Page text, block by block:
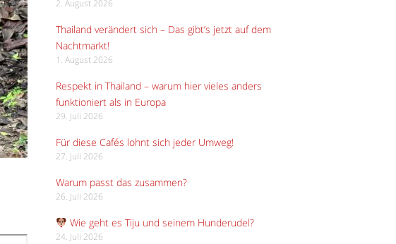
2. August 2026
Thailand verändert sich – Das gibt’s jetzt auf dem
Nachtmarkt!
1. August 2026
Respekt in Thailand – warum hier vieles anders
funktioniert als in Europa
29. Juli 2026
Für diese Cafés lohnt sich jeder Umweg!
27. Juli 2026
Warum passt das zusammen?
26. Juli 2026
Wie geht es Tiju und seinem Hunderudel?
24. Juli 2026